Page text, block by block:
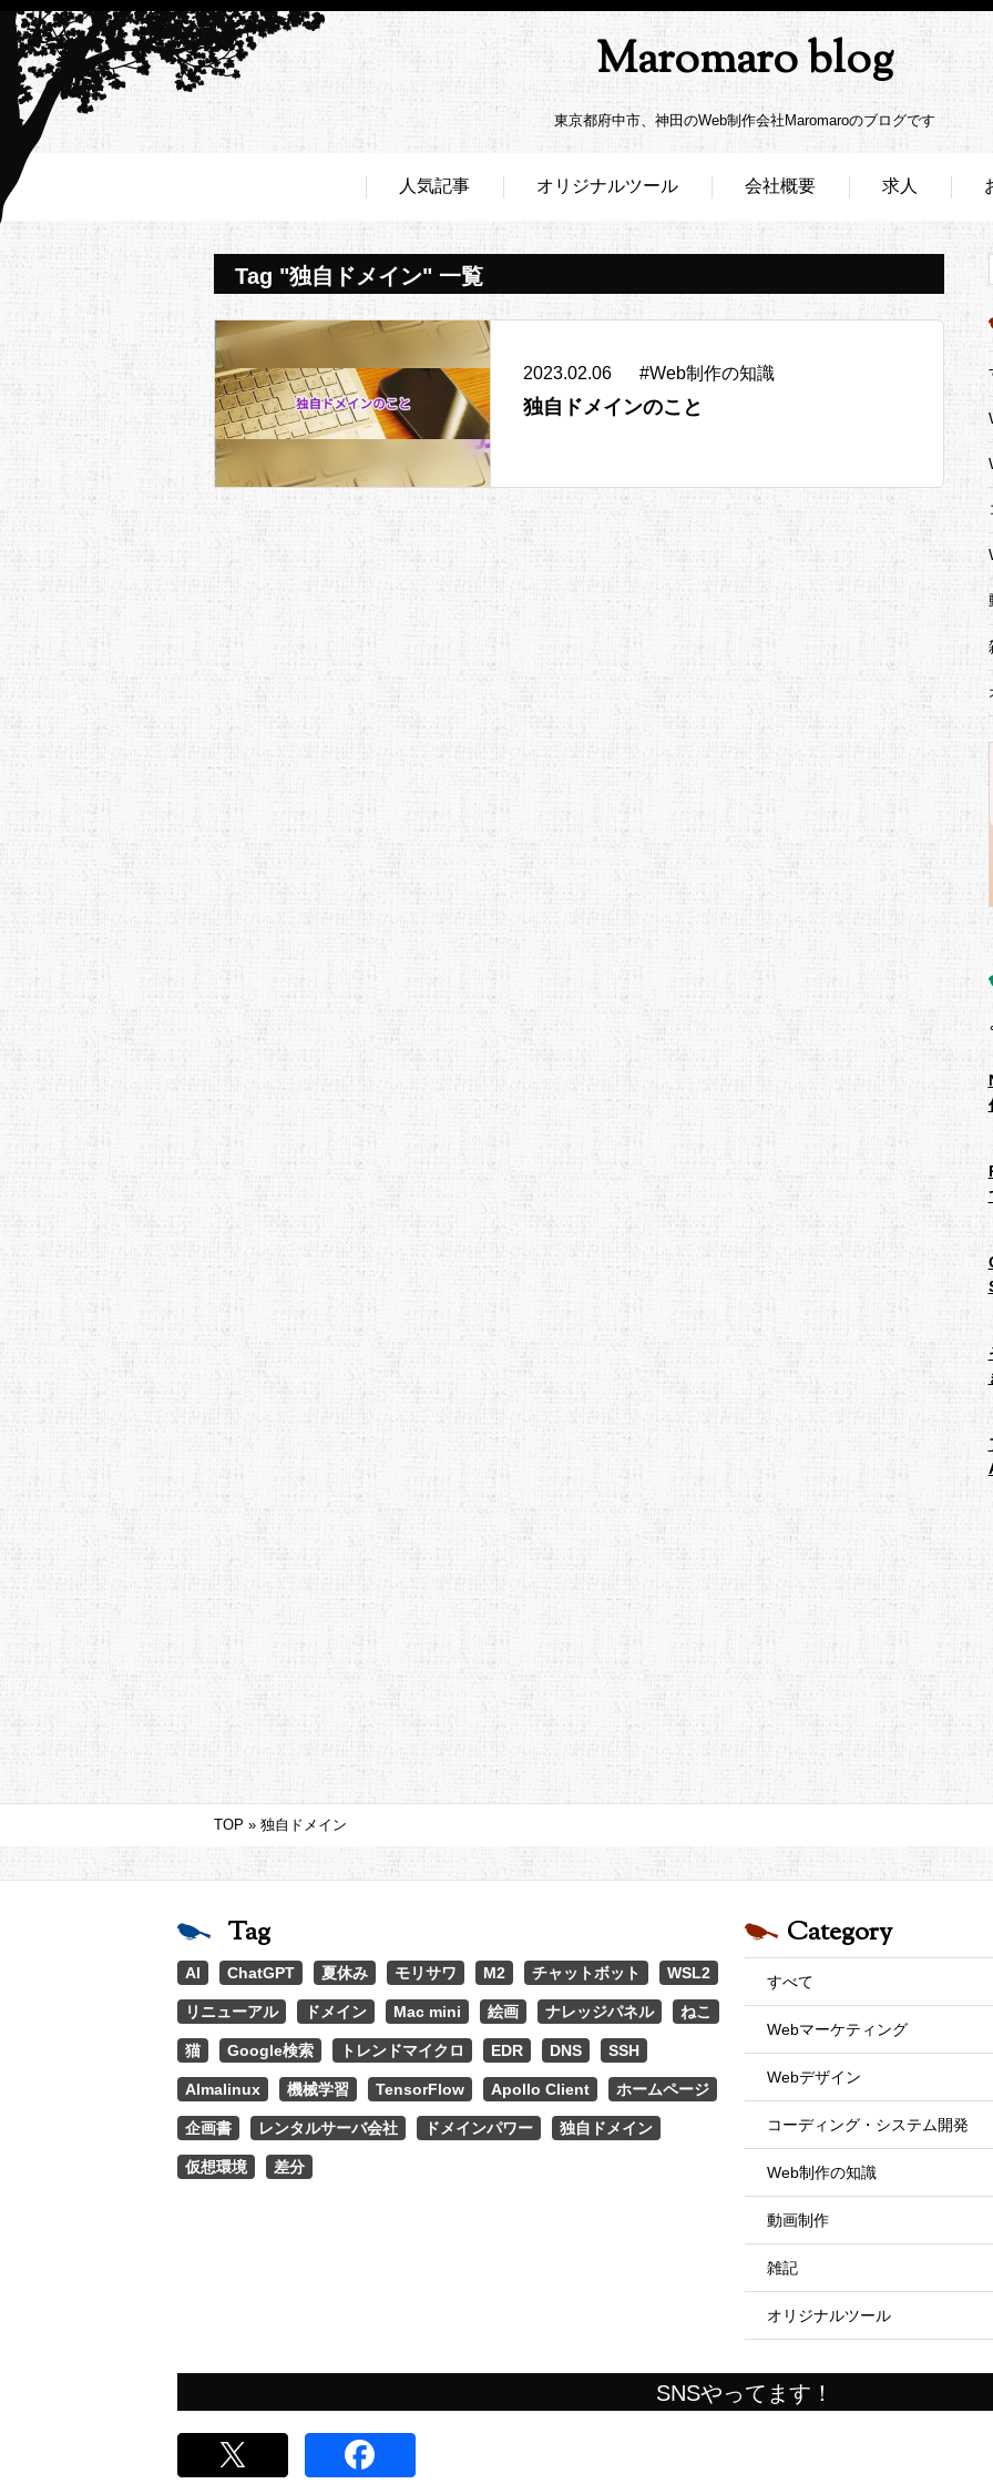
Maromaro blog
東京都府中市、神田のWeb制作会社Maromaroのブログです
人気記事 オリジナルツール 会社概要 求人
Tag "独自ドメイン" 一覧
2023.02.06 #Web制作の知識
独自ドメインのこと
TOP »独自ドメイン
Category
すべて
Webマーケティング
Webデザイン
コーディング・システム開発
Web制作の知識
動画制作
雑記
オリジナルツール
Tag
AI ChatGPT 夏休み モリサワ M2 チャットボット WSL2
リニューアル ドメイン Mac mini 絵画 ナレッジパネル ねこ
猫 Google検索 トレンドマイクロ EDR DNS SSH
Almalinux 機械学習 TensorFlow Apollo Client ホームページ
企画書 レンタルサーバ会社 ドメインパワー 独自ドメイン
仮想環境 差分
SNSやってます！